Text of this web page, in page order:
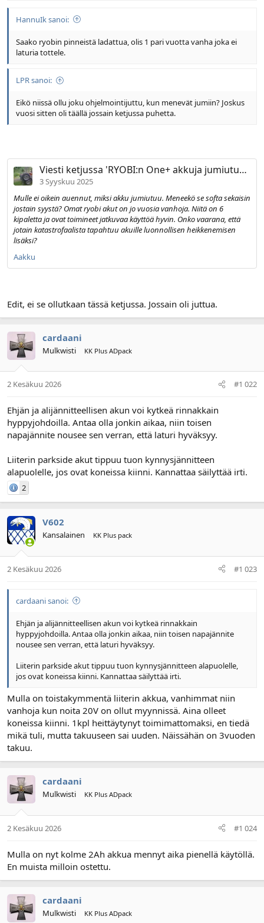
o
t
t
a
ä
ä
HannuIk sanoi:
Saako ryobin pinneistä ladattua, olis 1 pari vuotta vanha joka ei
laturia tottele.
LPR sanoi:
Eikö niissä ollu joku ohjelmointijuttu, kun menevät jumiin? Joskus
vuosi sitten oli täällä jossain ketjussa puhetta.
Viesti ketjussa 'RYOBI:n One+ akkuja jumiutuu toimimattomiksi softabugin takia'
3 Syyskuu 2025
Mulle ei oikein auennut, miksi akku jumiutuu. Meneekö se softa sekaisin
jostain syystä? Omat ryobi akut on jo vuosia vanhoja. Niitä on 6
kipaletta ja ovat toimineet jatkuvaa käyttöä hyvin. Onko vaarana, että
jotain katastrofaalista tapahtuu akuille luonnollisen heikkenemisen
lisäksi?
Aakku
Edit, ei se ollutkaan tässä ketjussa. Jossain oli juttua.
cardaani
Mulkwisti KK Plus ADpack
2 Kesäkuu 2026 #1 022
Ehjän ja alijännitteellisen akun voi kytkeä rinnakkain
hyppyjohdoilla. Antaa olla jonkin aikaa, niin toisen
napajännite nousee sen verran, että laturi hyväksyy.
Liiterin parkside akut tippuu tuon kynnysjännitteen
alapuolelle, jos ovat koneissa kiinni. Kannattaa säilyttää irti.
2
V602
Kansalainen KK Plus pack
2 Kesäkuu 2026 #1 023
cardaani sanoi:
Ehjän ja alijännitteellisen akun voi kytkeä rinnakkain
hyppyjohdoilla. Antaa olla jonkin aikaa, niin toisen napajännite
nousee sen verran, että laturi hyväksyy.
Liiterin parkside akut tippuu tuon kynnysjännitteen alapuolelle,
jos ovat koneissa kiinni. Kannattaa säilyttää irti.
Mulla on toistakymmentä liiterin akkua, vanhimmat niin
vanhoja kun noita 20V on ollut myynnissä. Aina olleet
koneissa kiinni. 1kpl heittäytynyt toimimattomaksi, en tiedä
mikä tuli, mutta takuuseen sai uuden. Näissähän on 3vuoden
takuu.
cardaani
Mulkwisti KK Plus ADpack
2 Kesäkuu 2026 #1 024
Mulla on nyt kolme 2Ah akkua mennyt aika pienellä käytöllä.
En muista milloin ostettu.
cardaani
Mulkwisti KK Plus ADpack